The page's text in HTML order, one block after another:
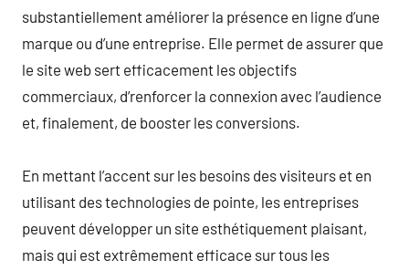
substantiellement améliorer la présence en ligne d’une
marque ou d’une entreprise. Elle permet de assurer que
le site web sert efficacement les objectifs
commerciaux, d’renforcer la connexion avec l’audience
et, finalement, de booster les conversions.
En mettant l’accent sur les besoins des visiteurs et en
utilisant des technologies de pointe, les entreprises
peuvent développer un site esthétiquement plaisant,
mais qui est extrêmement efficace sur tous les